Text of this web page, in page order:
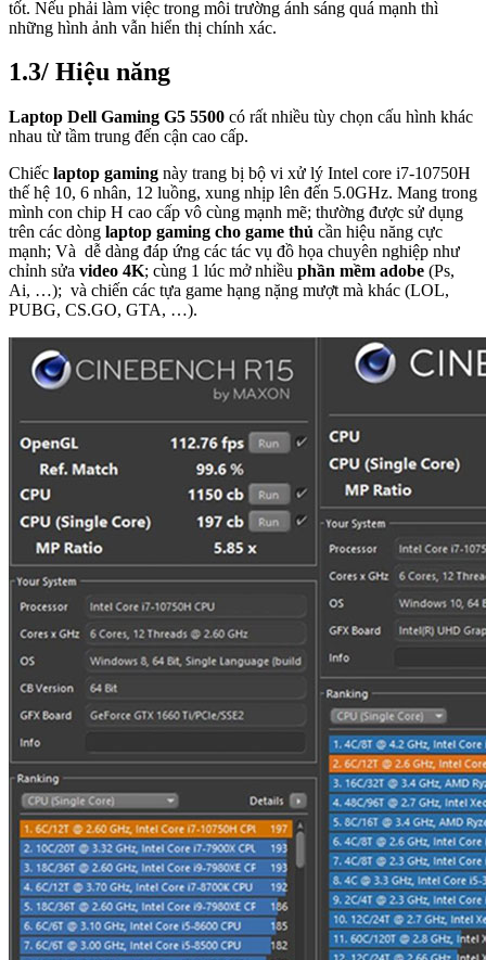
tốt. Nếu phải làm việc trong môi trường ánh sáng quá mạnh thì
những hình ảnh vẫn hiển thị chính xác.
1.3/ Hiệu năng
Laptop Dell Gaming G5 5500 có rất nhiều tùy chọn cấu hình khác
nhau từ tầm trung đến cận cao cấp.
Chiếc laptop gaming này trang bị bộ vi xử lý Intel core i7-10750H
thế hệ 10, 6 nhân, 12 luồng, xung nhịp lên đến 5.0GHz. Mang trong
mình con chip H cao cấp vô cùng mạnh mẽ; thường được sử dụng
trên các dòng laptop gaming cho game thủ cần hiệu năng cực
mạnh; Và dễ dàng đáp ứng các tác vụ đồ họa chuyên nghiệp như
chỉnh sửa video 4K; cùng 1 lúc mở nhiều phần mềm adobe (Ps,
Ai, …); và chiến các tựa game hạng nặng mượt mà khác (LOL,
PUBG, CS.GO, GTA, …).